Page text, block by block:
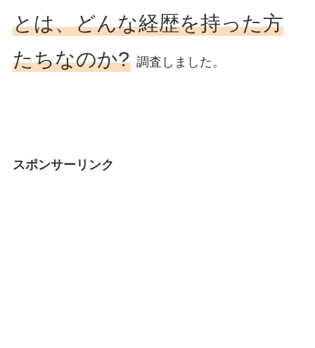
とは、どんな経歴を持った方
たちなのか? 調査しました。
スポンサーリンク